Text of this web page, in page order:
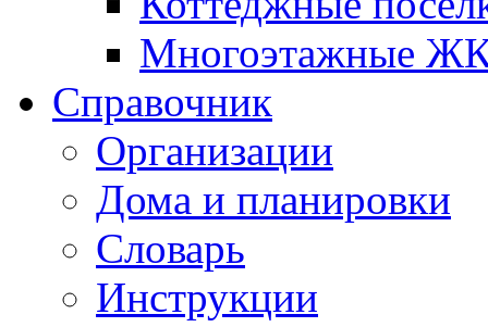
Многоэтажные
Справочник
Организации
Дома и планировки
Словарь
Инструкции